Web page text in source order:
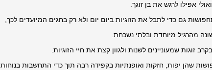
אפילו לרגש את בן זוגך.
גם כדי לתבל את הזוגיות ביום יום ולא רק בחגים המיועדים לכך,
מהרגיל מיוחדת ובלתי נשכחת.
זוגות שמעוניינים לשנות ולגוון קצת את חיי הזוגיות.
שהן יפות, חזקות ואופנתיות בקפידה רבה תוך כדי התחשבות